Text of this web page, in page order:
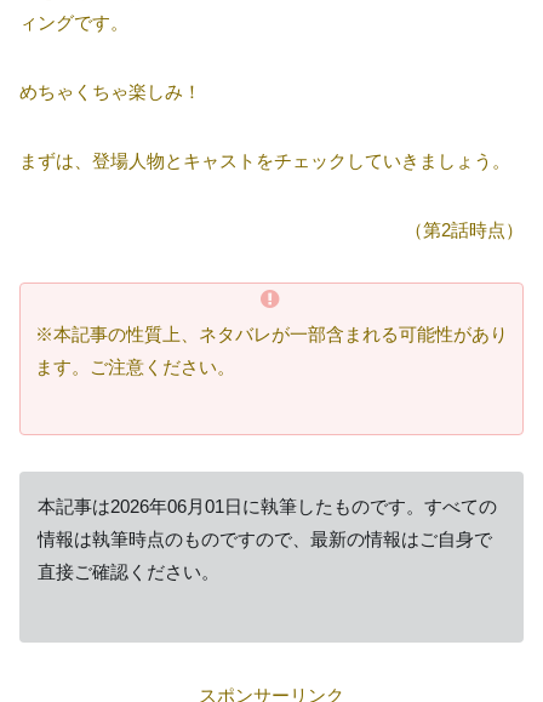
ィングです。
めちゃくちゃ楽しみ！
まずは、登場人物とキャストをチェックしていきましょう。
（第2話時点）
※本記事の性質上、ネタバレが一部含まれる可能性があり
ます。ご注意ください。
本記事は2026年06月01日に執筆したものです。すべての
情報は執筆時点のものですので、最新の情報はご自身で
直接ご確認ください。
スポンサーリンク